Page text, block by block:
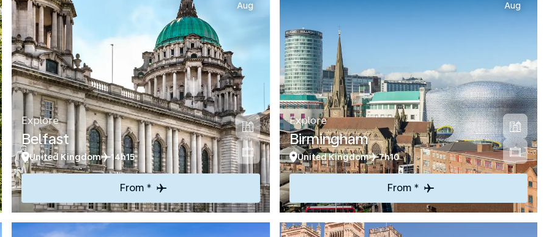
Aug
Explore
Belfast
United Kingdom 14h15
From *
Aug
Explore
Birmingham
United Kingdom 7h10
From *